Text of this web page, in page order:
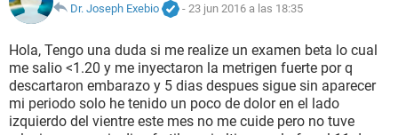
SEXUALIDAD
GLOSARIO
Dr. Joseph Exebio
- 23 jun 2016 a las 18:35
Hola, Tengo una duda si me realize un examen beta lo cual
me salio <1.20 y me inyectaron la metrigen fuerte por q
descartaron embarazo y 5 dias despues sigue sin aparecer
mi periodo solo he tenido un poco de dolor en el lado
izquierdo del vientre este mes no me cuide pero no tuve